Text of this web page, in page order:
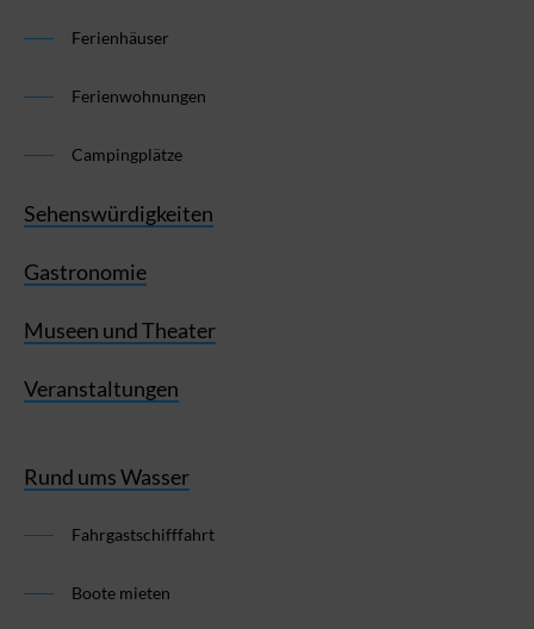
Ferienhäuser
Ferienwohnungen
Campingplätze
Sehenswürdigkeiten
Gastronomie
Museen und Theater
Veranstaltungen
Rund ums Wasser
Fahrgastschifffahrt
Boote mieten